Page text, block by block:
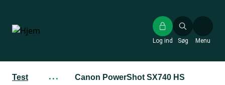
hovedindhold
Søg
Log ind Menu
Test ··· Canon PowerShot SX740 HS